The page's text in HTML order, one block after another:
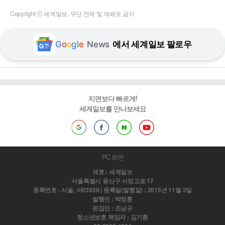
Copyright ⓒ 세계일보. 무단 전재 및 재배포 금지
Google News 에서 세계일보 팔로우
지면보다 빠르게!
세계일보를 만나보세요
PC 화면
제호 : 세계일보
서울특별시 용산구 서빙고로 17
등록번호 : 서울, 아03959 | 등록일(발행일) : 2015년 11월 2일
발행인 : 박정훈
편집인 : 조남규
청소년보호 책임자 : 김기환